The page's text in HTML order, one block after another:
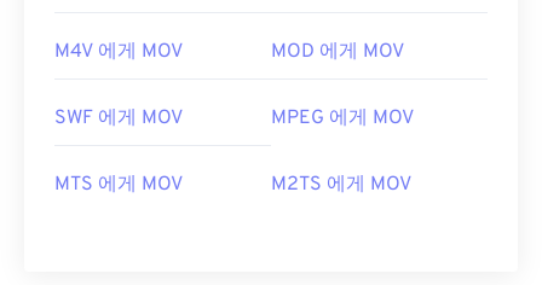
M4V 에게 MOV MOD 에게 MOV
SWF 에게 MOV MPEG 에게 MOV
MTS 에게 MOV M2TS 에게 MOV